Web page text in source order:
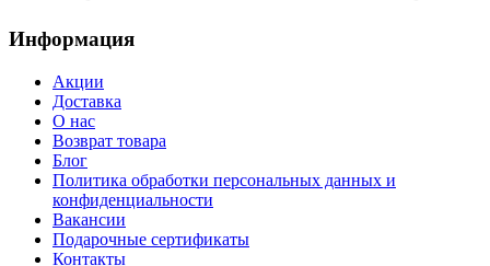
Информация
Акции
Доставка
О нас
Возврат товара
Блог
Политика обработки персональных данных и
конфиденциальности
Вакансии
Подарочные сертификаты
Контакты